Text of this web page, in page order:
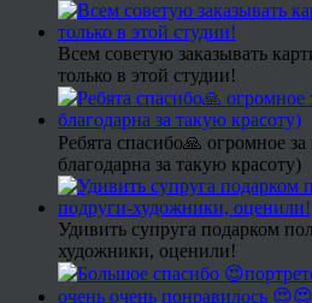
Всем советую заказывать
только в этой студии!
Ребята спасибо🙏 огромное
благодарна за такую красоту)
Удивить супруга подарком
художники, оценили!